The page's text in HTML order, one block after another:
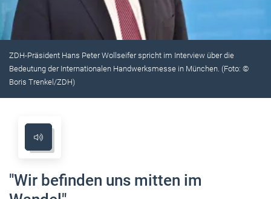
ZDH-Präsident Hans Peter Wollseifer spricht im Interview über die
Bedeutung der Internationalen Handwerksmesse in München. (Foto: ©
Boris Trenkel/ZDH)
"Wir befinden uns mitten im